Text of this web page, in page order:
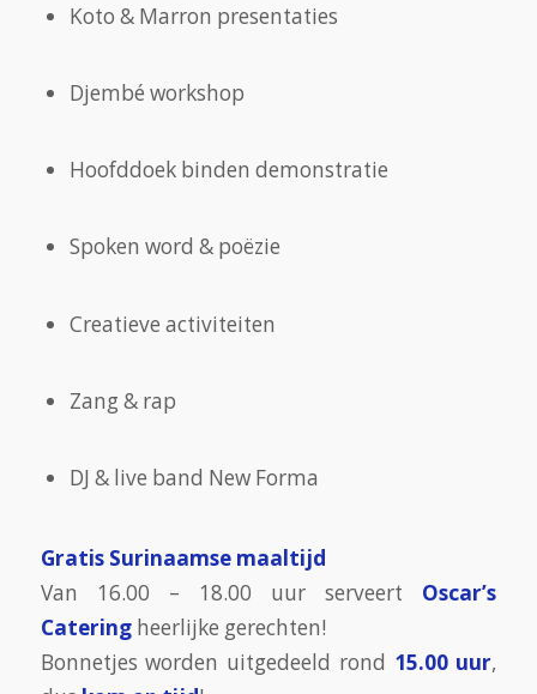
Koto & Marron presentaties
Djembé workshop
Hoofddoek binden demonstratie
Spoken word & poëzie
Creatieve activiteiten
Zang & rap
DJ & live band New Forma
Gratis Surinaamse maaltijd
Van 16.00 – 18.00 uur serveert Oscar’s
Cateringheerlijke gerechten!
Bonnetjes worden uitgedeeld rond 15.00 uur,